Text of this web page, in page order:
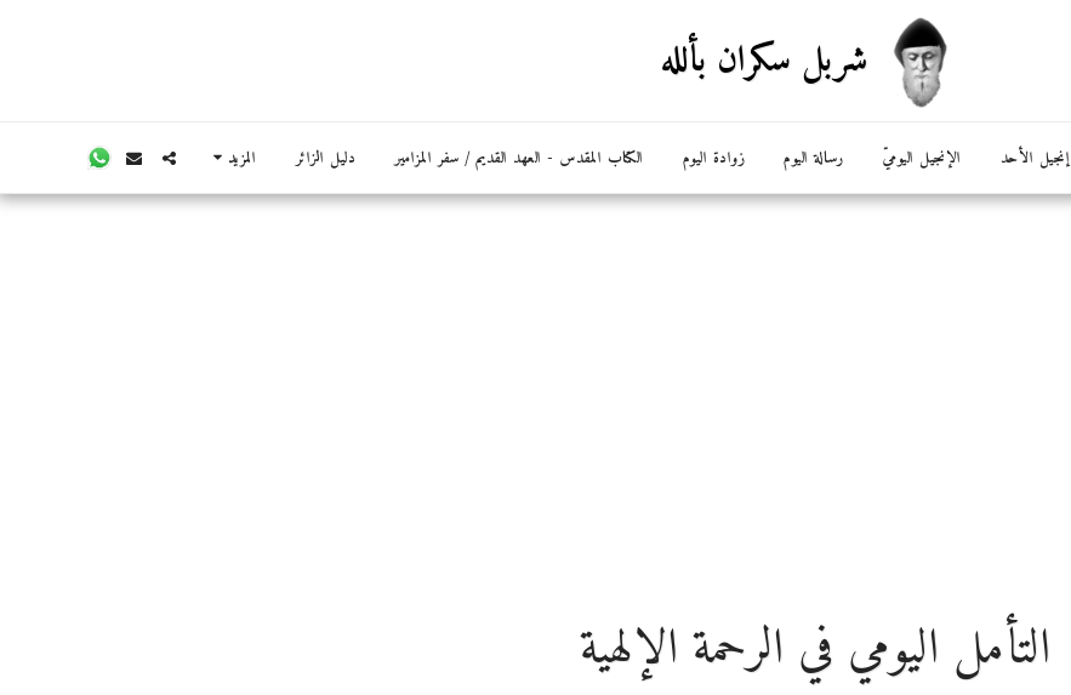
شربل سكران بألله
إنجيل الأحد الإنجيل اليوميّ رسالة اليوم زوادة اليوم الكتاب المقدس - العهد القديم / سفر المزامير دليل الزائر المزيد
التأمل اليومي في الرحمة الإلهية